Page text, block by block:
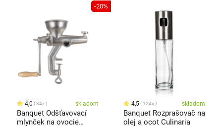
-20%
4,0 34x skladom
Banquet Odšťavovací
mlynček na ovocie
4,5 124x skladom
Banquet Rozprašovač na
olej a ocot Culinaria